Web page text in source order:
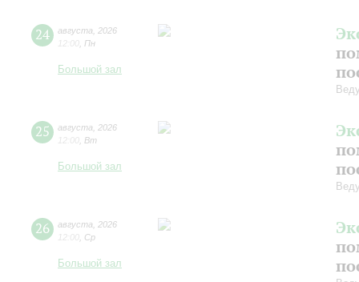
24 августа
2026
12:00 Пн
Большой зал
25 августа
2026
12:00 Вт
Большой зал
26 августа
2026
12:00 Ср
Большой зал